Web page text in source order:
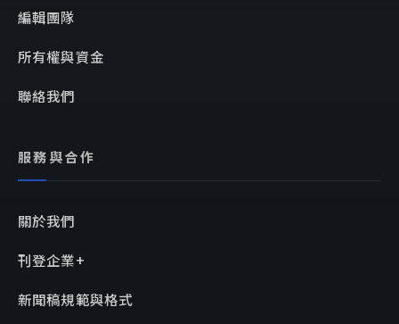
編輯團隊
所有權與資金
聯絡我們
服務與合作
關於我們
刊登企業+
新聞稿規範與格式